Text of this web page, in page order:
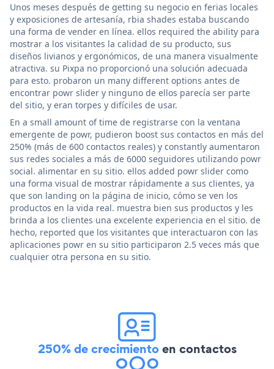
Unos meses después de getting su negocio en ferias locales
y exposiciones de artesanía, rbia shades estaba buscando
una forma de vender en línea. ellos required the ability para
mostrar a los visitantes la calidad de su producto, sus
diseños livianos y ergonómicos, de una manera visualmente
atractiva. su Pixpa no proporcionó una solución adecuada
para esto. probaron un many different options antes de
encontrar powr slider y ninguno de ellos parecía ser parte
del sitio, y eran torpes y difíciles de usar.
En a small amount of time de registrarse con la ventana
emergente de powr, pudieron boost sus contactos en más del
250% (más de 600 contactos reales) y constantly aumentaron
sus redes sociales a más de 6000 seguidores utilizando powr
social. alimentar en su sitio. ellos added powr slider como
una forma visual de mostrar rápidamente a sus clientes, ya
que son landing on la página de inicio, cómo se ven los
productos en la vida real. muestra bien sus productos y les
brinda a los clientes una excelente experiencia en el sitio. de
hecho, reported que los visitantes que interactuaron con las
aplicaciones powr en su sitio participaron 2.5 veces más que
cualquier otra persona en su sitio.
250% de crecimientoen contactos